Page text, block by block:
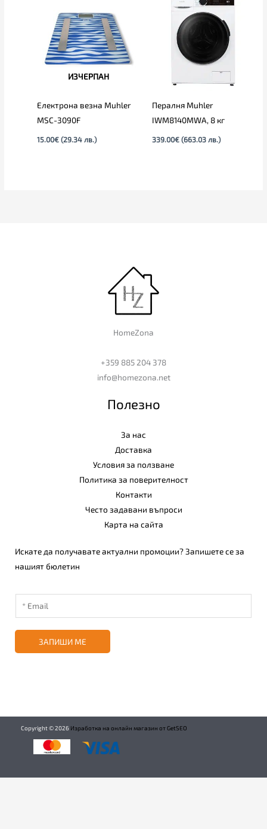
ИЗЧЕРПАН
Електрона везна Muhler
MSC-3090F
15.00€ (29.34 лв.)
Пералня Muhler
IWM8140MWA, 8 кг
339.00€ (663.03 лв.)
HomeZona
+359 885 204 378
info@homezona.net
Полезно
За нас
Доставка
Условия за ползване
Политика за поверителност
Контакти
Често задавани въпроси
Карта на сайта
Искате да получавате актуални промоции? Запишете се за
нашият бюлетин
ЗАПИШИ МЕ
Copyright ©2026 Изработка на онлайн магазин от GetSEO